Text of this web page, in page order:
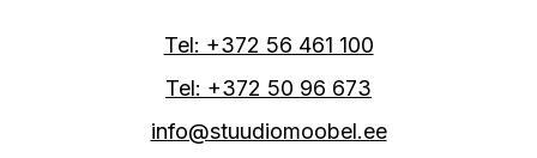
Tel: +372 56 461 100
Tel: +372 50 96 673
info@stuudiomoobel.ee